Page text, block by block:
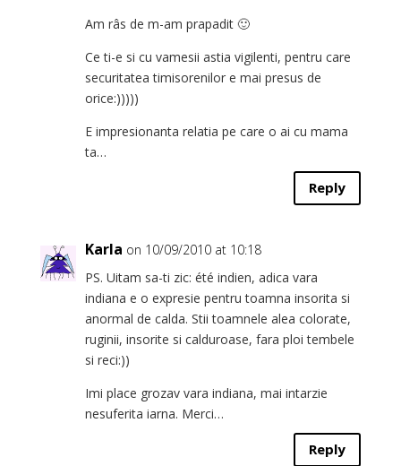
Am râs de m-am prapadit 🙂
Ce ti-e si cu vamesii astia vigilenti, pentru care
securitatea timisorenilor e mai presus de
orice:)))))
E impresionanta relatia pe care o ai cu mama
ta…
Reply
Karla on 10/09/2010 at 10:18
PS. Uitam sa-ti zic: été indien, adica vara
indiana e o expresie pentru toamna insorita si
anormal de calda. Stii toamnele alea colorate,
ruginii, insorite si calduroase, fara ploi tembele
si reci:))
Imi place grozav vara indiana, mai intarzie
nesuferita iarna. Merci…
Reply